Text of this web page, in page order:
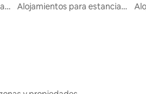
Alojamientos para estancias largas
Alojamientos para estancias largas